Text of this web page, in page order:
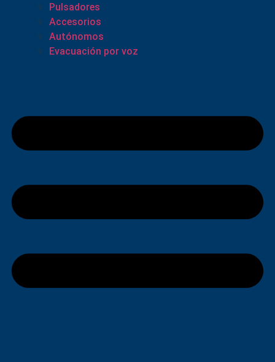
Pulsadores
Accesorios
Autónomos
Evacuación por voz